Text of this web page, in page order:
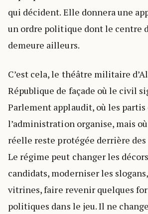
qui décident. Elle donnera une
un ordre politique dont le centre
demeure ailleurs.
C’est cela, le théâtre militaire
République de façade où le civil
Parlement applaudit, où les partis
l’administration organise, mais
réelle reste protégée derrière
Le régime peut changer les
candidats, moderniser les
vitrines, faire revenir quelques
politiques dans le jeu. Il ne